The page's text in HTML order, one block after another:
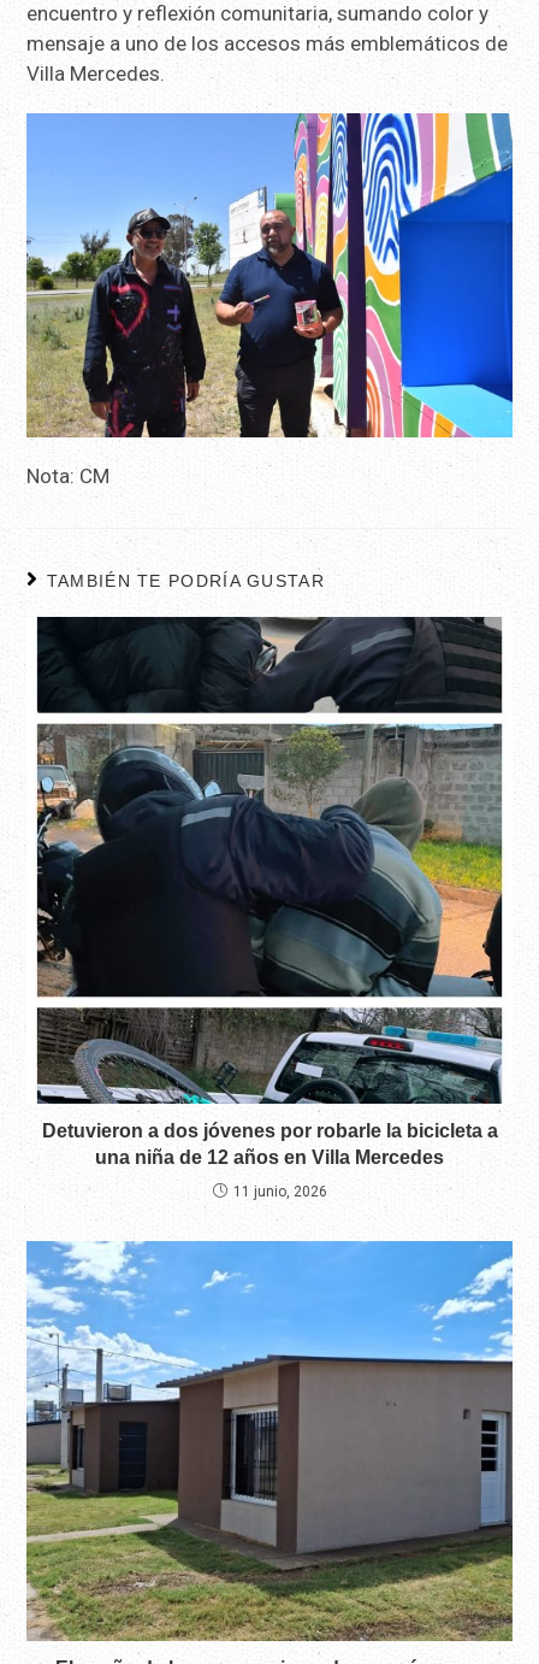
encuentro y reflexión comunitaria, sumando color y
mensaje a uno de los accesos más emblemáticos de
Villa Mercedes.
Nota: CM
TAMBIÉN TE PODRÍA GUSTAR
Detuvieron a dos jóvenes por robarle la bicicleta a
una niña de 12 años en Villa Mercedes
11 junio, 2026